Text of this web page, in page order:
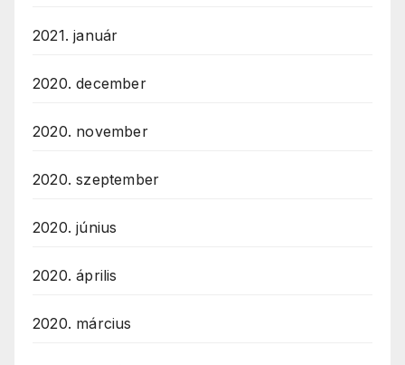
2021. január
2020. december
2020. november
2020. szeptember
2020. június
2020. április
2020. március